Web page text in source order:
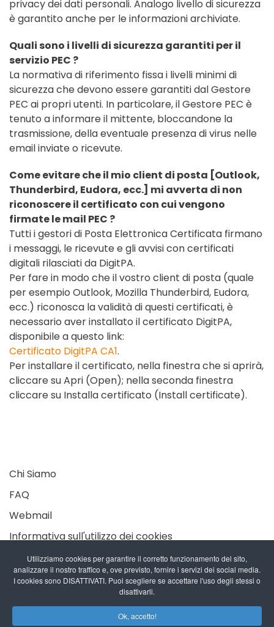
Utilizziamo cookies per garantire il corretto funzionamento del sito,
analizzare il nostro traffico e, ove previsto, fornire i servizi dei social media.
I cookies sono DISATTIVATI. Puoi scegliere se accettare l'uso degli stessi o
disattivarli.
Ok, accetto!
privacy dei dati personali. Analogo livello di sicurezza
è garantito anche per le informazioni archiviate.
Quali sono i livelli di sicurezza garantiti per il
servizio PEC ?
La normativa di riferimento fissa i livelli minimi di
sicurezza che devono essere garantiti dal Gestore
PEC ai propri utenti. In particolare, il Gestore PEC è
tenuto a informare il mittente, bloccandone la
trasmissione, della eventuale presenza di virus nelle
email inviate o ricevute.
Come evitare che il mio client di posta [Outlook,
Thunderbird, Eudora, ecc.] mi avverta di non
riconoscere il certificato con cui vengono
firmate le mail PEC ?
Tutti i gestori di Posta Elettronica Certificata firmano
i messaggi, le ricevute e gli avvisi con certificati
digitali rilasciati da DigitPA.
Per fare in modo che il vostro client di posta (quale
per esempio Outlook, Mozilla Thunderbird, Eudora,
ecc.) riconosca la validità di questi certificati, è
necessario aver installato il certificato DigitPA,
disponibile a questo link:
Certificato DigitPA CA1.
Per installare il certificato, nella finestra che si aprirà,
cliccare su Apri (Open); nella seconda finestra
cliccare su Installa certificato (Install certificate).
Chi Siamo
FAQ
Webmail
Informativa sull'utilizzo dei cookies
Privacy Policy
Pec-PRO.eu - Copyright © 2011-2026
Wadnet srl P.IVA 12274871008